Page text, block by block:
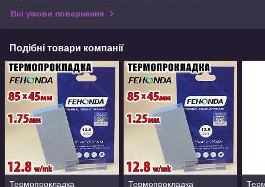
Всі умови повернення
Подібні товари компанії
Термопрокладка
Термопрокладка